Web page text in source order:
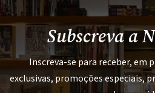
Subscreva a
Inscreva-se para receber, em
exclusivas, promoções especiais,